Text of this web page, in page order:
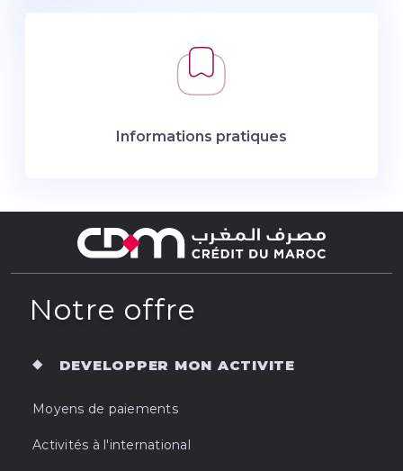
Informations pratiques
Notre offre
DEVELOPPER MON ACTIVITE
Moyens de paiements
Activités à l'international